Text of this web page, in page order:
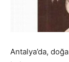
Antalya’da,